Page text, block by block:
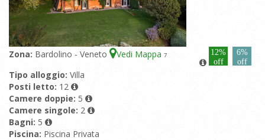
Zona: Bardolino - Veneto Vedi Mappa 7
12%
off
6%
off
Tipo alloggio: Villa
Posti letto: 12
Camere doppie: 5
Camere singole: 2
Bagni: 5
Piscina: Piscina Privata